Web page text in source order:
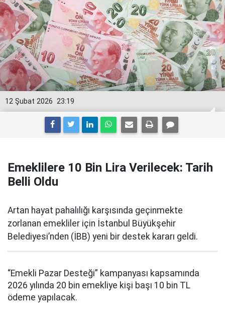
23:19
12 Şubat 2026
Emeklilere 10 Bin Lira Verilecek: Tarih
Belli Oldu
Artan hayat pahalılığı karşısında geçinmekte
zorlanan emekliler için İstanbul Büyükşehir
Belediyesi’nden (İBB) yeni bir destek kararı geldi.
“Emekli Pazar Desteği” kampanyası kapsamında
2026 yılında 20 bin emekliye kişi başı 10 bin TL
ödeme yapılacak.